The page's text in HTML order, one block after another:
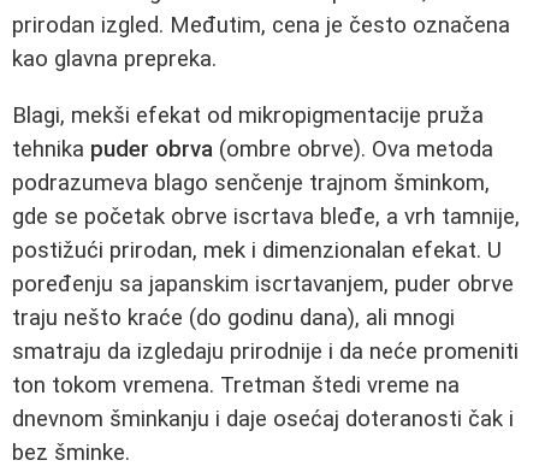
prirodan izgled. Međutim, cena je često označena
kao glavna prepreka.
Blagi, mekši efekat od mikropigmentacije pruža
tehnika puder obrva (ombre obrve). Ova metoda
podrazumeva blago senčenje trajnom šminkom,
gde se početak obrve iscrtava bleđe, a vrh tamnije,
postižući prirodan, mek i dimenzionalan efekat. U
poređenju sa japanskim iscrtavanjem, puder obrve
traju nešto kraće (do godinu dana), ali mnogi
smatraju da izgledaju prirodnije i da neće promeniti
ton tokom vremena. Tretman štedi vreme na
dnevnom šminkanju i daje osećaj doteranosti čak i
bez šminke.